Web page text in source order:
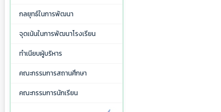
กลยุทธ์ในการพัฒนา
จุดเน้นในการพัฒนาโรงเรียน
ทำเนียบผู้บริหาร
คณะกรรมการสถานศึกษา
คณะกรรมการนักเรียน